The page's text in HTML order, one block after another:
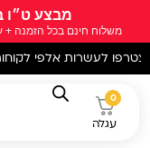
לתוכן
מבצע ט״ו
משלוח חינם בכל הזמנה + עד 40% הנחה
אלפי לקוחות מרוצים
0
עגלה